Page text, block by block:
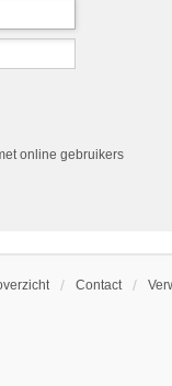
online gebruikers
Contact